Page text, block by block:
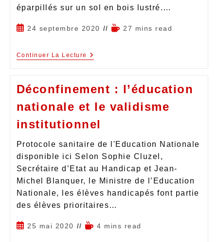
éparpillés sur un sol en bois lustré.…
24 septembre 2020 27 mins read
Continuer La Lecture
Déconfinement : l’éducation
nationale et le validisme
institutionnel
Protocole sanitaire de l'Education Nationale
disponible ici Selon Sophie Cluzel,
Secrétaire d’Etat au Handicap et Jean-
Michel Blanquer, le Ministre de l’Education
Nationale, les élèves handicapés font partie
des élèves prioritaires…
25 mai 2020 4 mins read